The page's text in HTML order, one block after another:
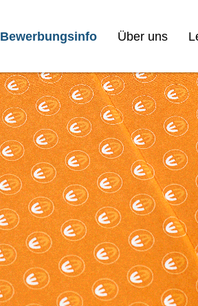
Bewerbungsinfo Über uns